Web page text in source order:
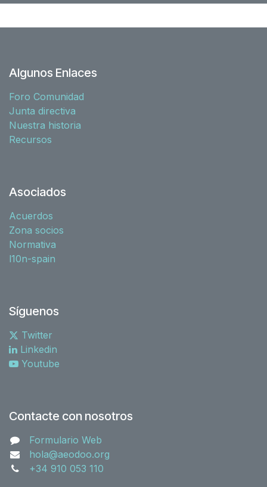
Algunos Enlaces
Foro Comunidad
Junta directiva
Nuestra historia
Recursos
Asociados
Acuerdos
Zona socios
Normativa
l10n-spain
Síguenos
Twitter
Linkedin
Youtube
Contacte con nosotros
Formulario Web
hola@aeodoo.org
+34 910 053 110